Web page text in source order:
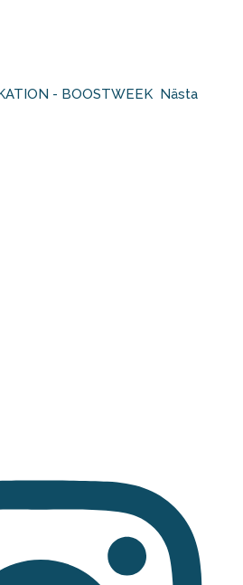
- BOOSTWEEK⁠ ⁠ Nästa